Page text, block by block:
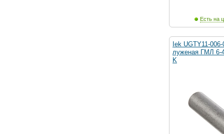
Есть на
Iek UGTY11-
луженая ГМЛ 6-
K